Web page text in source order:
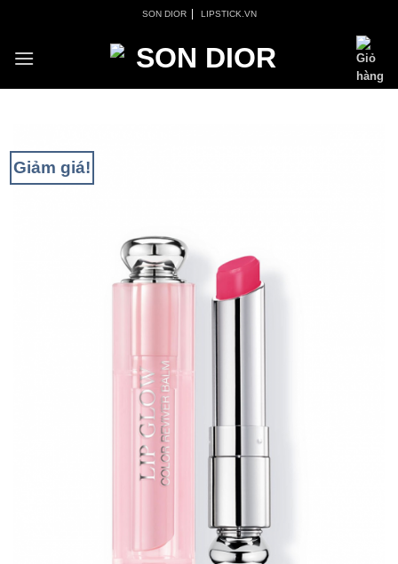
content
SON DIOR | LIPSTICK.VN
Giảm giá!